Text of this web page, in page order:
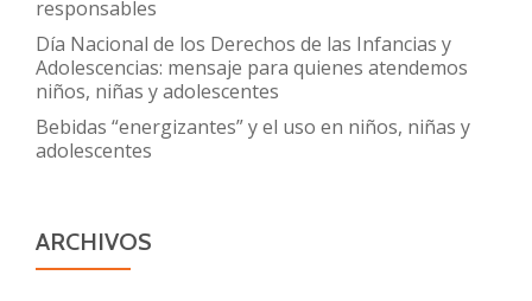
responsables
Día Nacional de los Derechos de las Infancias y
Adolescencias: mensaje para quienes atendemos
niños, niñas y adolescentes
Bebidas “energizantes” y el uso en niños, niñas y
adolescentes
ARCHIVOS